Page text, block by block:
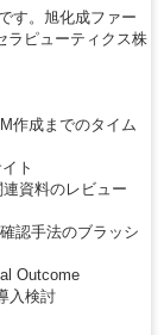
す。旭化成ファー
ラピューティクス株
作成までのタイム
ト
資料のレビュー
認手法のブラッシ
Outcome
入検討